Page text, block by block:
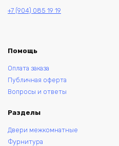
+7 (904) 085 19 19
Помощь
Оплата заказа
Публичная оферта
Вопросы и ответы
Разделы
Двери межкомнатные
Фурнитура